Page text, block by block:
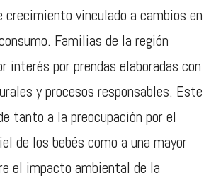
crecimiento vinculado a cambios en
Familias de la región
interés por prendas elaboradas con
y procesos responsables. Este
tanto a la preocupación por el
de los bebés como a una mayor
el impacto ambiental de la